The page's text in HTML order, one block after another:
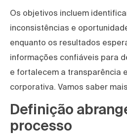
Os objetivos incluem
inconsistências e
enquanto os resultados
informações confiáveis para
e fortalecem a transparência
corporativa. Vamos saber
Definição
processo